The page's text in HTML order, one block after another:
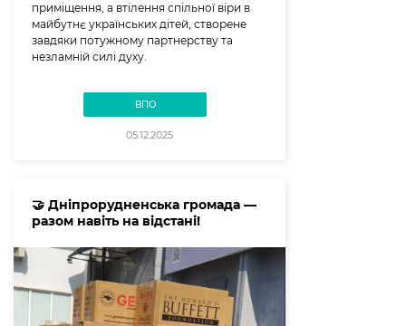
приміщення, а втілення спільної віри в
майбутнє українських дітей, створене
завдяки потужному партнерству та
незламній силі духу.
ВПО
05.12.2025
🤝 Дніпрорудненська громада —
разом навіть на відстані!